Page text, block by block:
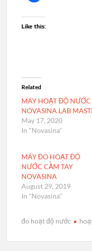
Like this:
Related
MÁY HOẠT ĐỘ NƯỚC
NOVASINA LAB
May 17, 2020
In "Novasina"
MÁY ĐO HOẠT ĐỘ
NƯỚC CẦM TAY
NOVASINA
August 29, 2019
In "Novasina"
đo hoạt độ nước